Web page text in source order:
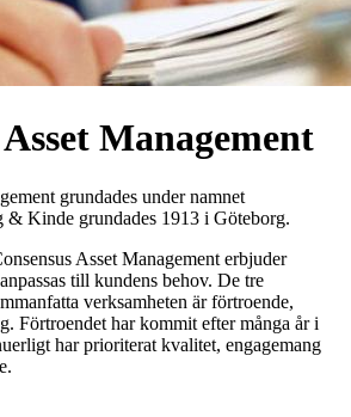
Management
grundades under namnet
Kinde grundades 1913 i Göteborg.
Asset Management erbjuder
till kundens behov. De tre
verksamheten är förtroende,
Förtroendet har kommit efter många år i
har prioriterat kvalitet, engagemang